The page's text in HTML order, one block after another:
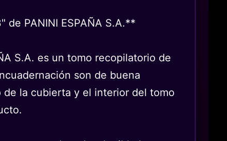
de PANINI ESPAÑA S.A.**
S.A. es un tomo recopilatorio de
son de buena
de la cubierta y el interior del tomo